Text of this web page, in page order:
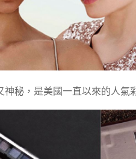
神秘，是美國一直以來的人氣